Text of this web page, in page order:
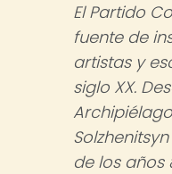
El Partido
fuente de
artistas y
siglo XX.
de los años